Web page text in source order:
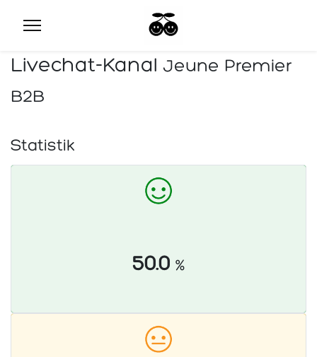
Livechat-Kanal Jeune Premier
B2B
Statistik
50.0 %